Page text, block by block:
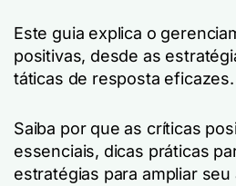
Este guia explica o
positivas, desde as
táticas de resposta eficazes.
Saiba por que as críticas
essenciais, dicas práticas
estratégias para ampliar seu